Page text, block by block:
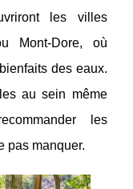
les villes
Mont-Dore, où
des eaux.
au sein même
les
pas manquer.